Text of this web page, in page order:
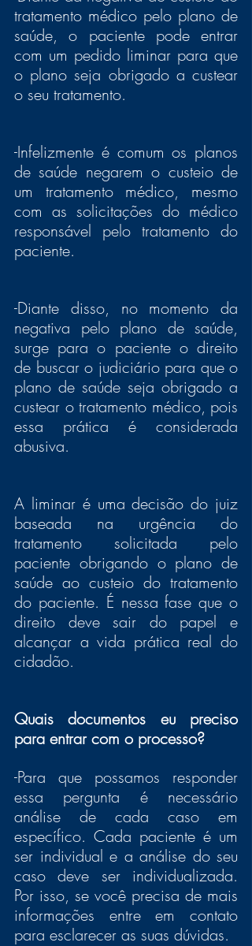
tratamento médico pelo plano de
saúde, o paciente pode entrar
com um pedido liminar para que
o plano seja obrigado a custear
o seu tratamento.
-Infelizmente é comum os planos
de saúde negarem o custeio de
um tratamento médico, mesmo
com as solicitações do médico
responsável pelo tratamento do
paciente.
-Diante disso, no momento da
negativa pelo plano de saúde,
surge para o paciente o direito
de buscar o judiciário para que o
plano de saúde seja obrigado a
custear o tratamento médico, pois
essa prática é considerada
abusiva.
A liminar é uma decisão do juiz
baseada na urgência do
tratamento solicitada pelo
paciente obrigando o plano de
saúde ao custeio do tratamento
do paciente. É nessa fase que o
direito deve sair do papel e
alcançar a vida prática real do
cidadão.
Quais documentos eu preciso
para entrar com o processo?
-Para que possamos responder
essa pergunta é necessário
análise de cada caso em
específico. Cada paciente é um
ser individual e a análise do seu
caso deve ser individualizada.
Por isso, se você precisa de mais
informações entre em contato
para esclarecer as suas dúvidas.